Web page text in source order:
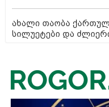
ახალი თაობა
სილუეტები და